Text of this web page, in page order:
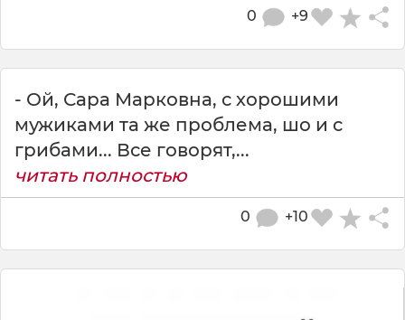
+9
0
- Ой, Сара Марковна, с хорошими
мужиками та же проблема, шо и с
грибами... Все говорят,...
читать полностью
+10
0